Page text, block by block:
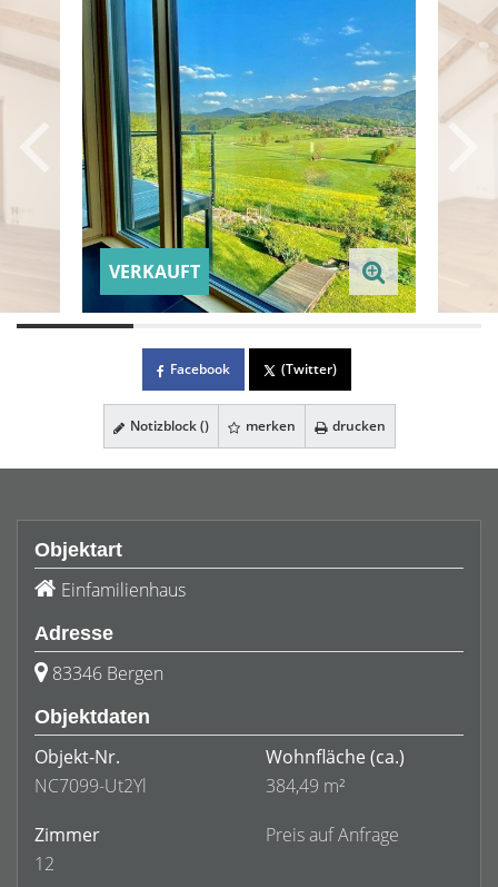
VERKAUFT
Facebook (Twitter)
Notizblock () merken drucken
Objektart
Einfamilienhaus
Adresse
83346 Bergen
Objektdaten
Objekt-Nr.
NC7099-Ut2Yl
Wohnfläche (ca.)
384,49 m²
Zimmer
12
Preis auf Anfrage